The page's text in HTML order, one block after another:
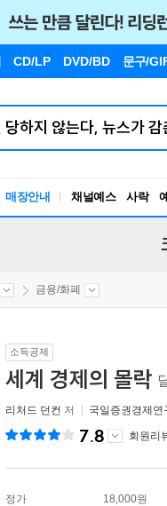
CD/LP DVD/BD 문구/
매장안내 채널예스 사락
금융/화폐
소득공제
세계 경제의 몰락
리처드 던컨 저 국일증권경제연
7.8 회원리
정가 18,000원